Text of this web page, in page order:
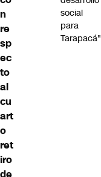
n
re
sp
ec
to
al
cu
art
o
ret
iro
social
para
Tarapacá"